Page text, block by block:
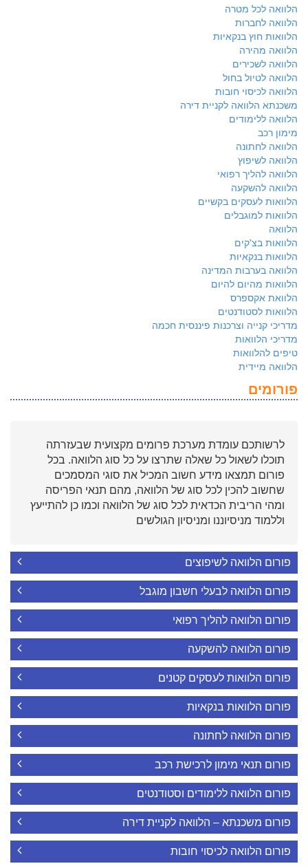
הלוואה לכל מטרה
הלוואה לחברות
הלוואות חוץ בנקאיות
הלוואה מהירה
הלוואה לשכירים
הלוואה לטיול בחול
הלוואה לכיסוי חובות
משכנתא הלוואה לקניית דירה
הלוואה ללימודים
מימון רכב
הלוואה לחתונה
הלוואה לשיפוץ
הלוואה להליך רפואי
הלוואה להשקעה
הלוואות לעסקים בקשיים
הלוואות למוגבלים
הלוואה
הלוואות בצ'קים
הלוואות בנקאיות
הלוואה בערבות המדינה
הלוואות מהיום להיום
הלוואת אקספרס
הלוואות לסטודנטים
מדריכי קנייה וצרכנות פיננסית חכמה
מדריכי הלוואות
טיפים להלוואות
הלוואה מיידית
פורומים
לרשותכם עומדת מערכת פרומים מקצועית שבעזרתה
תוכלו לשאול כל שאלה שתרצו על כל סוג הלוואה. בכל
פורום תמצאו מידע חשוב המכיל את סוגי המסמכים
שחשוב להכין לכל סוג של הלוואה, מהם תנאי הפריסה
ומהי הריבית הכדאית לכל סוג של הלוואה וכמו כן להתייעץ
וללמוד מניסיוננו ומניסיון הגולשים
פורום הלוואה לשיפוצים
פורום הלוואה לבעלי חשבון מוגבל
פורום הלוואה להליך רפואי
פורום הלוואה להשקעה
פורום הלוואות לעסקים קטנים
פורום הלוואות בנקאיות
פורום הלוואה לחתונה
פורום תנאי מימון לרכישת רכב
פורום הלוואה ללימודים וסטודנטים
פורום משכנתא – הלוואה לקניית דירה
פורום הלוואה לכיסוי חובות